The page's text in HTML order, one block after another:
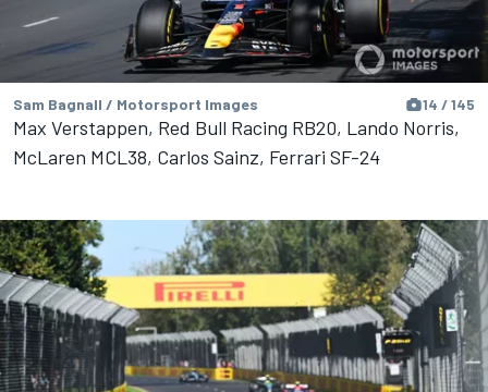
Sam Bagnall / Motorsport Images 14 / 145
Max Verstappen, Red Bull Racing RB20, Lando Norris,
McLaren MCL38, Carlos Sainz, Ferrari SF-24